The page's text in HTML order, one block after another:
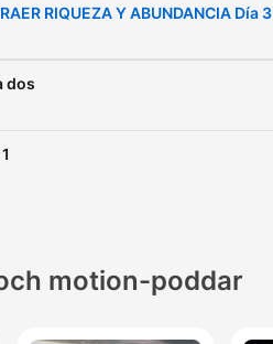
RIQUEZA Y ABUNDANCIA Día 3
dos
motion-poddar